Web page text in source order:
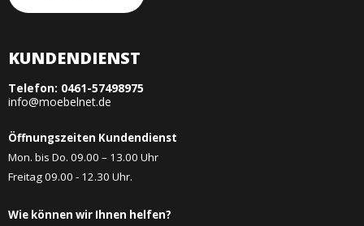
KUNDENDIENST
Telefon: 0461-57498975
info@moebelnet.de
Öffnungszeiten Kundendienst
Mon. bis Do. 09.00 – 13.00 Uhr
Freitag 09.00 - 12.30 Uhr.
Wie können wir Ihnen helfen?